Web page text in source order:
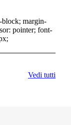
margin-
pointer; font-
Vedi tutti